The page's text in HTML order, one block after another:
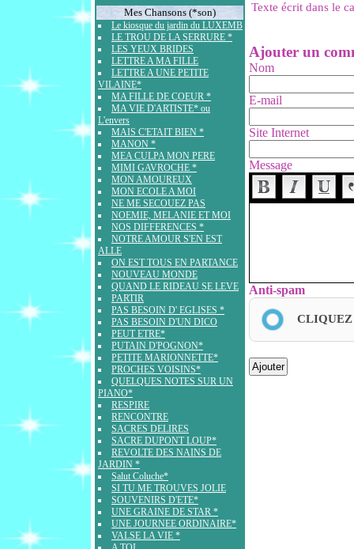
Mes Chansons (*son)
Le kiosque du jardin du LUXEMB
LE TROU DE LA SERRURE *
LES YEUX BRIDES
LETTRE A MA FILLE
LETTRE A UNE PETITE
VILAINE*
MA FILLE DE COEUR *
MA VIE D'ARTISTE* ou
L'envers
MAIS C'ETAIT BIEN *
MANON *
MEA CULPA MON PERE
MIMI GAVROCHE *
MON AMOUREUX
MON ECOLE A MOI
NE ME SECOUEZ PAS
NOEMIE, MELANIE ET MOI
NOS DIFFERENCES *
NOTRE AMOUR S'EN EST
ALLE
ON EST TOUS EN PARTANCE
NOUVEAU MONDE
QUAND LE RIDEAU SE LEVE
PARTIR
PAS BESOIN D' EGLISES *
PAS BESOIN D'UN DICO
PEUT ETRE*
PUTAIN D'POGNON*
PETITE MARIONNETTE*
PROCHES VOISINS*
QUELQUES NOTES SUR UN
PIANO*
RESPIRE
RENCONTRE
SACRES DELIRES
SACRE DUPONT LOUP*
REVOLTE DES NAINS DE
JARDIN *
Salut Coluche*
SI TU ME TROUVES JOLIE
SOUVENIRS D'ETE*
UNE GRAINE DE STAR *
UNE JOURNEE ORDINAIRE*
VALSE LA VIE *
Texte écrit dans le
Ajouter un
Nom
E-mail
Site Internet
Message
Anti-spam
CLIQUEZ